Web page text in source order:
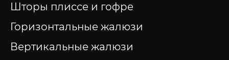
Шторы плиссе и гофре
Горизонтальные жалюзи
Вертикальные жалюзи